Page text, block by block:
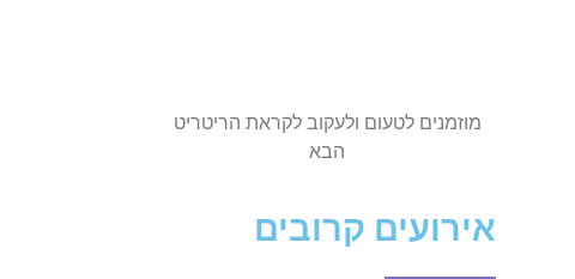
מוזמנים לטעום ולעקוב לקראת הריטריט
הבא
אירועים קרובים